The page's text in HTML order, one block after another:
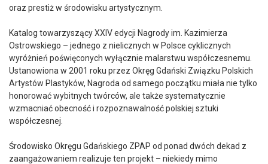
oraz prestiż w środowisku artystycznym.
Katalog towarzyszący XXIV edycji Nagrody im. Kazimierza
Ostrowskiego – jednego z nielicznych w Polsce cyklicznych
wyróżnień poświęconych wyłącznie malarstwu współczesnemu.
Ustanowiona w 2001 roku przez Okręg Gdański Związku Polskich
Artystów Plastyków, Nagroda od samego początku miała nie tylko
honorować wybitnych twórców, ale także systematycznie
wzmacniać obecność i rozpoznawalność polskiej sztuki
współczesnej.
Środowisko Okręgu Gdańskiego ZPAP od ponad dwóch dekad z
zaangażowaniem realizuje ten projekt – niekiedy mimo